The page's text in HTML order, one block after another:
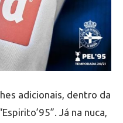
adicionais, dentro da
Já na nuca,